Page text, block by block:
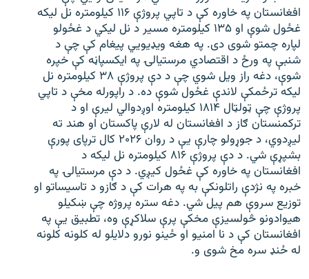
افغانستان په خاوره کې د تاپي پروژې ۱۱۶ کیلومتره نل لیکه
غځول شوې او ۱۳۵ کیلومتره مسیر د نل لیکي د غځولو
لپاره چمتو شوی دی. په هغه ویډیویي پیغام کې چې د
شنبې په ورځ د اقتصادي مرستیالۍ په ایکسپاڼه کې خپره
شوې، دغه راز ویل شوي چې د دې پروژې ۳۸ کیلومتره نل
لیکه ترځمکې لاندې غځول شوې ده. د راپورله مخې د تاپي
پروژې چې ټولټال ۱۸۱۴ کیلومتره اوږدوالي لیرې او د
ترکمنستان ګاز د افغانستان له لارې پاکستان او هند ته
لیږدوي، د جوړولو چارې یې د روان ۲۰۲۶ کال ترپای پورې
بشپړې شي. د دې پروژې ۸۱۶ کیلومتره نل لیکه د
افغانستان په خاوره کې غځول کیږي. د دې مرستیالۍ په
خبره په نژدې راتلونکې به په هرات کې د ګازو د تاسیساتو او
توزیع سروې هم پیل شي. دغه ستره پروژه چې ښکیلو
هیوادونو څولسیزې مخکې پرې سلاکړې وه، تطبیق یې په
افغانستان کې د نا امنیو او ځینو نورو دلایلو له کلونه کلونه
له ځنډ سره مخ شوی و.